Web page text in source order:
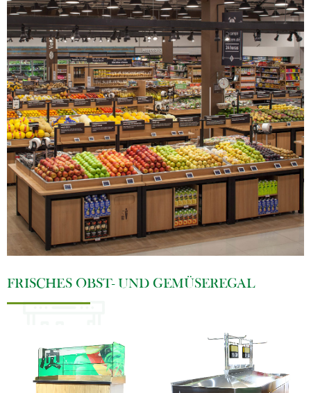
FRISCHES OBST- UND GEMÜSEREGAL